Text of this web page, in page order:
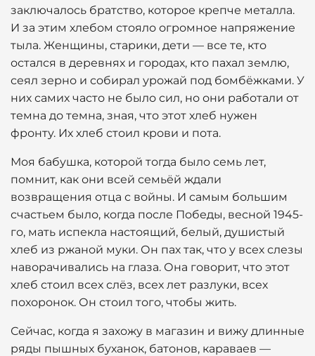
заключалось братство, которое крепче металла.
И за этим хлебом стояло огромное напряжение
тыла. Женщины, старики, дети — все те, кто
остался в деревнях и городах, кто пахал землю,
сеял зерно и собирал урожай под бомбёжками. У
них самих часто не было сил, но они работали от
темна до темна, зная, что этот хлеб нужен
фронту. Их хлеб стоил крови и пота.
Моя бабушка, которой тогда было семь лет,
помнит, как они всей семьёй ждали
возвращения отца с войны. И самым большим
счастьем было, когда после Победы, весной 1945-
го, мать испекла настоящий, белый, душистый
хлеб из ржаной муки. Он пах так, что у всех слезы
наворачивались на глаза. Она говорит, что этот
хлеб стоил всех слёз, всех лет разлуки, всех
похоронок. Он стоил того, чтобы жить.
Сейчас, когда я захожу в магазин и вижу длинные
ряды пышных буханок, батонов, караваев —